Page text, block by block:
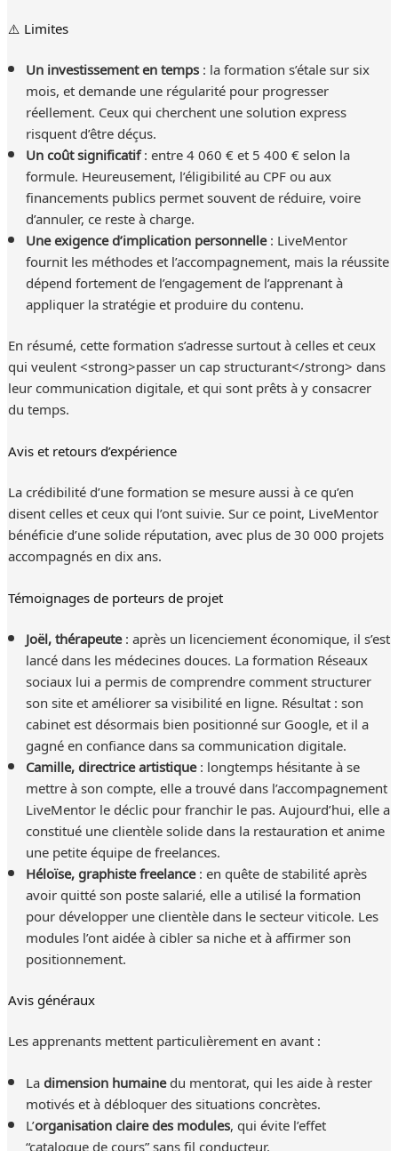
⚠️ Limites
Un investissement en temps: la formation s’étale sur six
mois, et demande une régularité pour progresser
réellement. Ceux qui cherchent une solution express
risquent d’être déçus.
Un coût significatif: entre 4 060 € et 5 400 € selon la
formule. Heureusement, l’éligibilité au CPF ou aux
financements publics permet souvent de réduire, voire
d’annuler, ce reste à charge.
Une exigence d’implication personnelle: LiveMentor
fournit les méthodes et l’accompagnement, mais la réussite
dépend fortement de l’engagement de l’apprenant à
appliquer la stratégie et produire du contenu.
En résumé, cette formation s’adresse surtout à celles et ceux
qui veulent <strong>passer un cap structurant</strong> dans
leur communication digitale, et qui sont prêts à y consacrer
du temps.
Avis et retours d’expérience
La crédibilité d’une formation se mesure aussi à ce qu’en
disent celles et ceux qui l’ont suivie. Sur ce point, LiveMentor
bénéficie d’une solide réputation, avec plus de 30 000 projets
accompagnés en dix ans.
Témoignages de porteurs de projet
Joël, thérapeute: après un licenciement économique, il s’est
lancé dans les médecines douces. La formation Réseaux
sociaux lui a permis de comprendre comment structurer
son site et améliorer sa visibilité en ligne. Résultat : son
cabinet est désormais bien positionné sur Google, et il a
gagné en confiance dans sa communication digitale.
Camille, directrice artistique: longtemps hésitante à se
mettre à son compte, elle a trouvé dans l’accompagnement
LiveMentor le déclic pour franchir le pas. Aujourd’hui, elle a
constitué une clientèle solide dans la restauration et anime
une petite équipe de freelances.
Héloïse, graphiste freelance: en quête de stabilité après
avoir quitté son poste salarié, elle a utilisé la formation
pour développer une clientèle dans le secteur viticole. Les
modules l’ont aidée à cibler sa niche et à affirmer son
positionnement.
Avis généraux
Les apprenants mettent particulièrement en avant :
Ladimension humainedu mentorat, qui les aide à rester
motivés et à débloquer des situations concrètes.
L’organisation claire des modules, qui évite l’effet
“catalogue de cours” sans fil conducteur.